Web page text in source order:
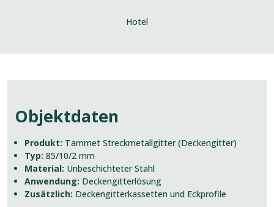
Hotel
Objektdaten
Produkt: Tammet Streckmetallgitter (Deckengitter)
Typ: 85/10/2 mm
Material: Unbeschichteter Stahl
Anwendung: Deckengitterlösung
Zusätzlich: Deckengitterkassetten und Eckprofile